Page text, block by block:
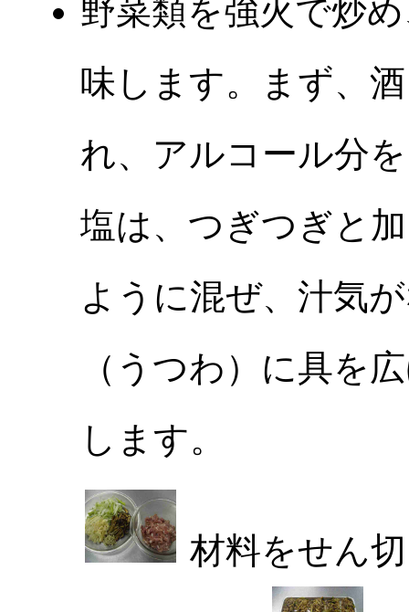
野菜類を強火で炒
味します。まず、
れ、アルコール分
塩は、つぎつぎと
ように混ぜ、汁気
（うつわ）に具を
します。
材料をせん